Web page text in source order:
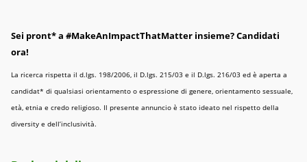
Sei pront* a #MakeAnImpactThatMatter insieme? Candidati
ora!
La ricerca rispetta il d.lgs. 198/2006, il D.lgs. 215/03 e il D.lgs. 216/03 ed è aperta a
candidat* di qualsiasi orientamento o espressione di genere, orientamento sessuale,
età, etnia e credo religioso. Il presente annuncio è stato ideato nel rispetto della
diversity e dell’inclusività.